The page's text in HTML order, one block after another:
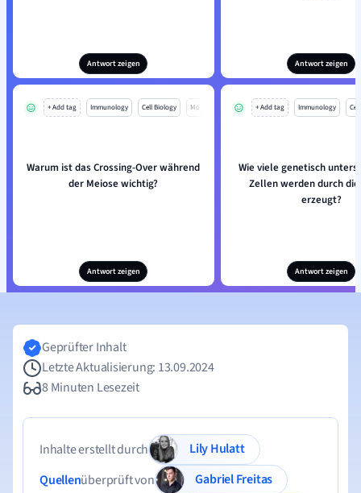
Antwort zeigen Antwort zeigen
+ Add tag Immunology Cell Biology Mo
Warum ist das Crossing-Over während
der Meiose wichtig?
Antwort zeigen
+ Add tag Immunology
Wie viele genetisch
Zellen werden durch die
erzeugt?
Antwort zeigen
Geprüfter Inhalt
Letzte Aktualisierung: 13.09.2024
8 Minuten Lesezeit
Inhalte erstellt durch
Lily Hulatt
Quellenüberprüft von
Gabriel Freitas